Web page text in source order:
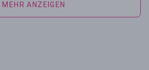
MEHR ANZEIGEN